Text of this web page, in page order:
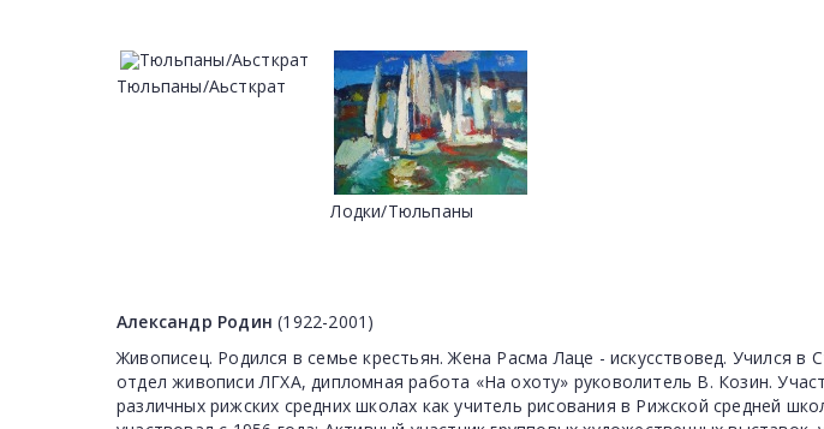
Tюльпаны/Аьсткрат
Лодки/Tюльпаны
Александр Родин (1922-2001)
Живописец. Родился в семье крестьян. Жена Расма Лаце - искусствовед. Учился
отдел живописи ЛГХА, дипломная работа «На охоту» руковолитель В. Козин.
различных рижских средних школах как учитель рисования в Рижской средней